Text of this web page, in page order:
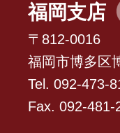
福岡支店
〒812-0016
福岡市博多区
Tel. 092-473-
Fax. 092-481-